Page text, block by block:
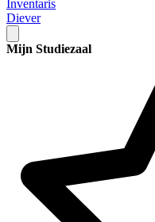
Inventaris
Diever
Mijn Studiezaal